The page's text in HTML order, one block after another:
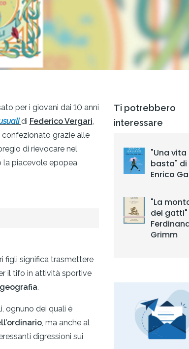
per i giovani dai 10 anni
di Federico Vergari,
grazie alle
di rievocare nel
la piacevole epopea
figli significa trasmettere
il tifo in attività sportive
.
ognuno dei quali è
, ma anche al
digressioni sui
Ti potrebbero
interessare
"Una vita
basta" di
Enrico
"La
dei gatti"
Grimm